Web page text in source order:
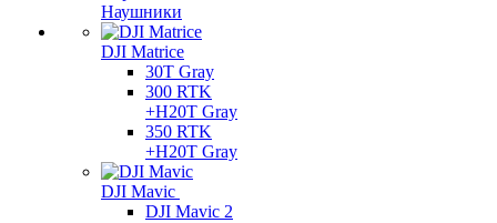
Наушники
DJI Matrice
30T Gray
300 RTK
+H20T Gray
350 RTK
+H20T Gray
DJI Mavic
DJI Mavic 2